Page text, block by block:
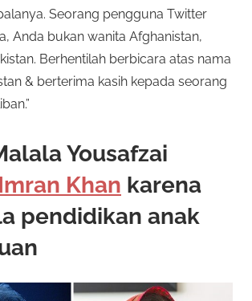
Seorang pengguna Twitter
Anda bukan wanita Afghanistan,
Berhentilah berbicara atas nama
& berterima kasih kepada seorang
Yousafzai
Imran Khan karena
pendidikan anak